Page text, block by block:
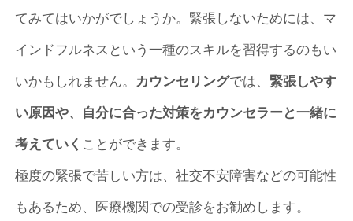
てみてはいかがでしょうか。緊張しないためには、マ
インドフルネスという一種のスキルを習得するのもい
いかもしれません。 カウンセリングでは、 緊張しやす
い原因や、自分に合った対策をカウンセラーと一緒に
考えていく ことができます。
極度の緊張で苦しい方は、社交不安障害などの可能性
もあるため、医療機関での受診をお勧めします。